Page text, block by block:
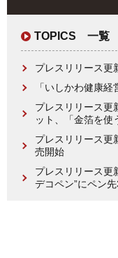
TOPICS 一覧
プレスリリース更
「いしかわ健康
プレスリリース更
ット、「金箔を使
プレスリリース更
売開始
プレスリリース更
デコペン”にペン